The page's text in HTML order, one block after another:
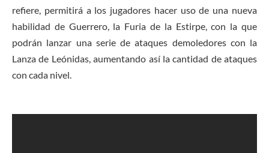
refiere, permitirá a los jugadores hacer uso de una nueva
habilidad de Guerrero, la Furia de la Estirpe, con la que
podrán lanzar una serie de ataques demoledores con la
Lanza de Leónidas, aumentando así la cantidad de ataques
con cada nivel.